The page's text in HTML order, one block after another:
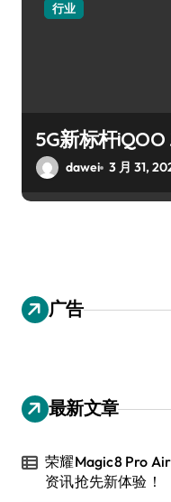
行业
5G新标杆
dawei 3 月 31,
广告
最新文章
荣耀Magic8 Pro
资讯抢先新体验！